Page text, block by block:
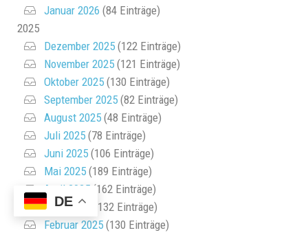
Januar 2026 (84 Einträge)
2025
Dezember 2025 (122 Einträge)
November 2025 (121 Einträge)
Oktober 2025 (130 Einträge)
September 2025 (82 Einträge)
August 2025 (48 Einträge)
Juli 2025 (78 Einträge)
Juni 2025 (106 Einträge)
Mai 2025 (189 Einträge)
April 2025 (162 Einträge)
März 2025
(132 Einträge)
Februar 2025 (130 Einträge)
DE